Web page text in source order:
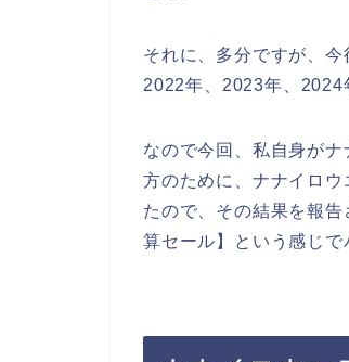
それに、多分ですが、
2022年、2023年、2024
なので今回、私自身が
方のために、ナナイロ
たので、その結果を報
算セール】という感じで